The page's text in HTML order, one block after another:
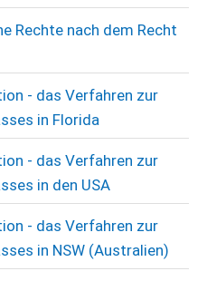
Rechte nach dem Recht
- das Verfahren zur
in Florida
- das Verfahren zur
in den USA
- das Verfahren zur
in NSW (Australien)